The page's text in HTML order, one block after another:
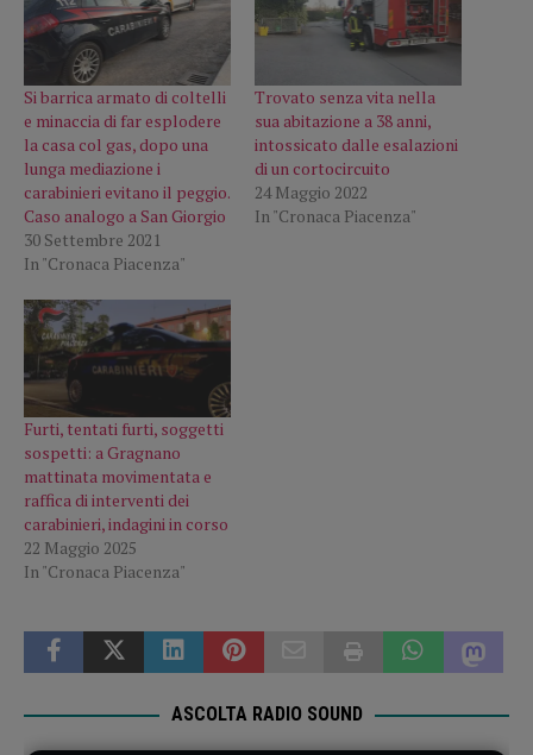
Si barrica armato di coltelli
e minaccia di far esplodere
la casa col gas, dopo una
lunga mediazione i
carabinieri evitano il peggio.
Caso analogo a San Giorgio
30 Settembre 2021
In "Cronaca Piacenza"
Trovato senza vita nella
sua abitazione a 38 anni,
intossicato dalle esalazioni
di un cortocircuito
24 Maggio 2022
In "Cronaca Piacenza"
Furti, tentati furti, soggetti
sospetti: a Gragnano
mattinata movimentata e
raffica di interventi dei
carabinieri, indagini in corso
22 Maggio 2025
In "Cronaca Piacenza"
ASCOLTA RADIO SOUND